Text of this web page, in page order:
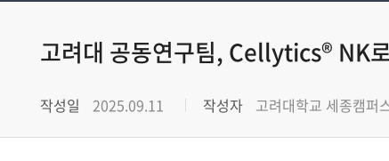
고려대 공동연구팀, Cellytics® NK
작성일 2025.09.11 작성자 고려대학교 세종캠퍼